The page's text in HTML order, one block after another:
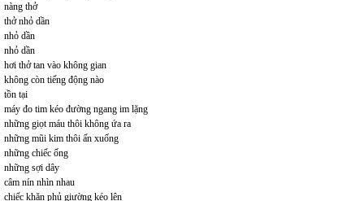
nàng thở
thở nhỏ dần
nhỏ dần
nhỏ dần
hơi thở tan vào không gian
không còn tiếng động nào
tồn tại
máy đo tim kéo đường ngang im lặng
những giọt máu thôi không ứa ra
những mũi kim thôi ấn xuống
những chiếc ống
những sợi dây
câm nín nhìn nhau
chiếc khăn phủ giường kéo lên